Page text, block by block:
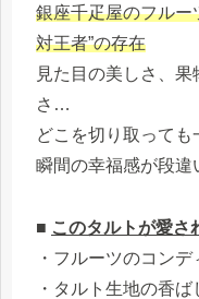
銀座千疋屋のフルー
対王者”の存在
見た目の美しさ、
さ…
どこを切り取って
瞬間の幸福感が段違
■ このタルトが愛さ
・フルーツのコン
・タルト生地の香